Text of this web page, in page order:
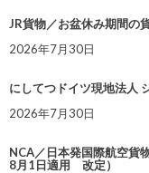
JR貨物／お盆休み期間の
2026年7月30日
にしてつドイツ現地法人
2026年7月30日
NCA／日本発国際航空貨
8月1日適用 改定）